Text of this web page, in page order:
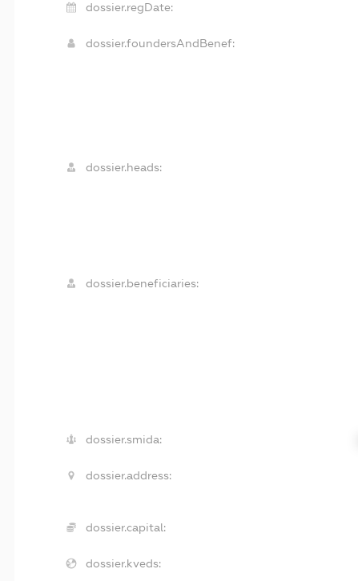
dossier.regDate:
dossier.foundersAndBenef:
dossier.heads:
dossier.beneficiaries:
dossier.smida:
dossier.address:
dossier.capital:
dossier.kveds: